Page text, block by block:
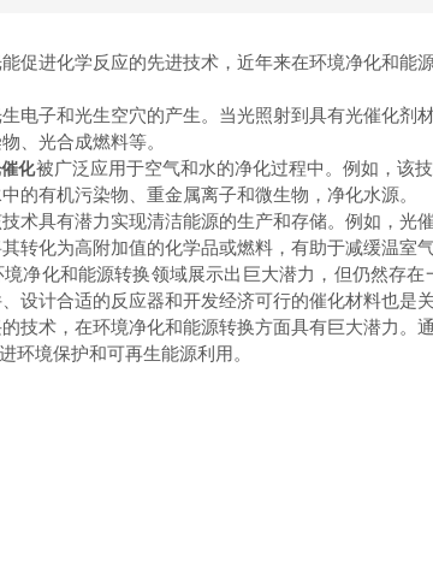
促进化学反应的先进技术，近年来在环境净化和能
子和光生空穴的产生。当光照射到具有光催化剂
、光合成燃料等。
化被广泛应用于空气和水的净化过程中。例如，该
的有机污染物、重金属离子和微生物，净化水源。
具有潜力实现清洁能源的生产和存储。例如，光
转化为高附加值的化学品或燃料，有助于减缓温室
化和能源转换领域展示出巨大潜力，但仍然存在
设计合适的反应器和开发经济可行的催化材料也是关
术，在环境净化和能源转换方面具有巨大潜力。
环境保护和可再生能源利用。